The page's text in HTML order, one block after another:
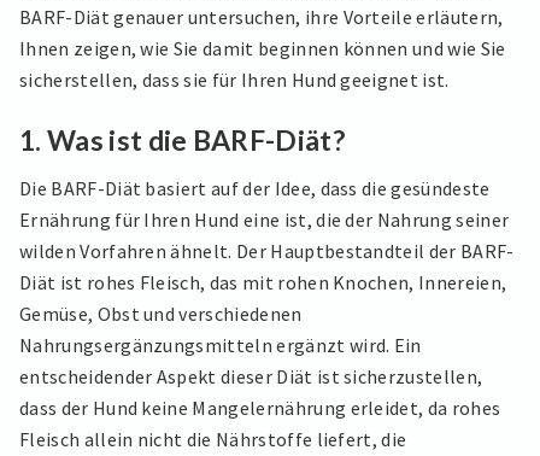
BARF-Diät genauer untersuchen, ihre Vorteile erläutern,
Ihnen zeigen, wie Sie damit beginnen können und wie Sie
sicherstellen, dass sie für Ihren Hund geeignet ist.
1. Was ist die BARF-Diät?
Die BARF-Diät basiert auf der Idee, dass die gesündeste
Ernährung für Ihren Hund eine ist, die der Nahrung seiner
wilden Vorfahren ähnelt. Der Hauptbestandteil der BARF-
Diät ist rohes Fleisch, das mit rohen Knochen, Innereien,
Gemüse, Obst und verschiedenen
Nahrungsergänzungsmitteln ergänzt wird. Ein
entscheidender Aspekt dieser Diät ist sicherzustellen,
dass der Hund keine Mangelernährung erleidet, da rohes
Fleisch allein nicht die Nährstoffe liefert, die